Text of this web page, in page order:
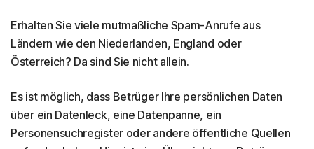
Erhalten Sie viele mutmaßliche Spam-Anrufe aus
Ländern wie den Niederlanden, England oder
Österreich? Da sind Sie nicht allein.
Es ist möglich, dass Betrüger Ihre persönlichen Daten
über ein Datenleck, eine Datenpanne, ein
Personensuchregister oder andere öffentliche Quellen